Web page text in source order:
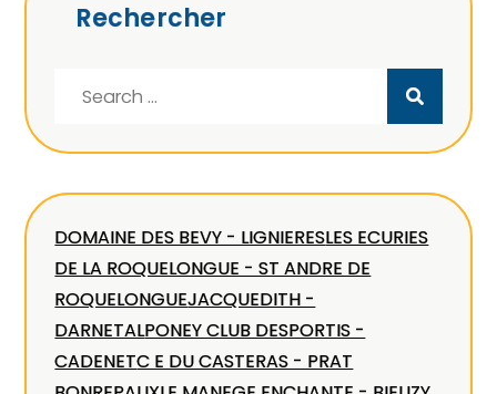
Rechercher
DOMAINE DES BEVY - LIGNIERESLES ECURIES
DE LA ROQUELONGUE - ST ANDRE DE
ROQUELONGUEJACQUEDITH -
DARNETALPONEY CLUB DESPORTIS -
CADENETC E DU CASTERAS - PRAT